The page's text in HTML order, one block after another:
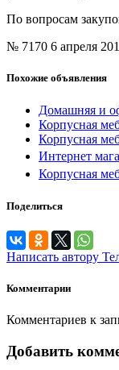
По вопросам
№ 7170 6 апреля
Похожие объявления
Домашняя и
Корпусная
Корпусная
Интернет
Корпусная
Поделиться
Написать автору
Комментарии
Комментариев к
Добавить